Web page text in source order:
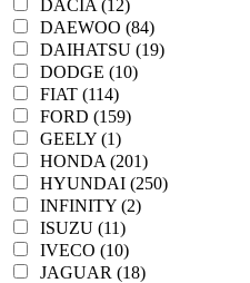
DACIA (12)
DAEWOO (84)
DAIHATSU (19)
DODGE (10)
FIAT (114)
FORD (159)
GEELY (1)
HONDA (201)
HYUNDAI (250)
INFINITY (2)
ISUZU (11)
IVECO (10)
JAGUAR (18)